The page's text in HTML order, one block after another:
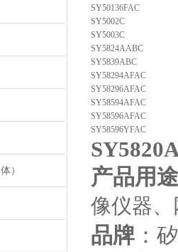
）
SY50136FAC
SY5002C
SY5003C
SY5824AABC
SY5839ABC
SY58294AFAC
SY58296AFAC
SY58594AFAC
SY58596AFAC
SY58596YFAC
产品用途
像仪器
品牌 ：